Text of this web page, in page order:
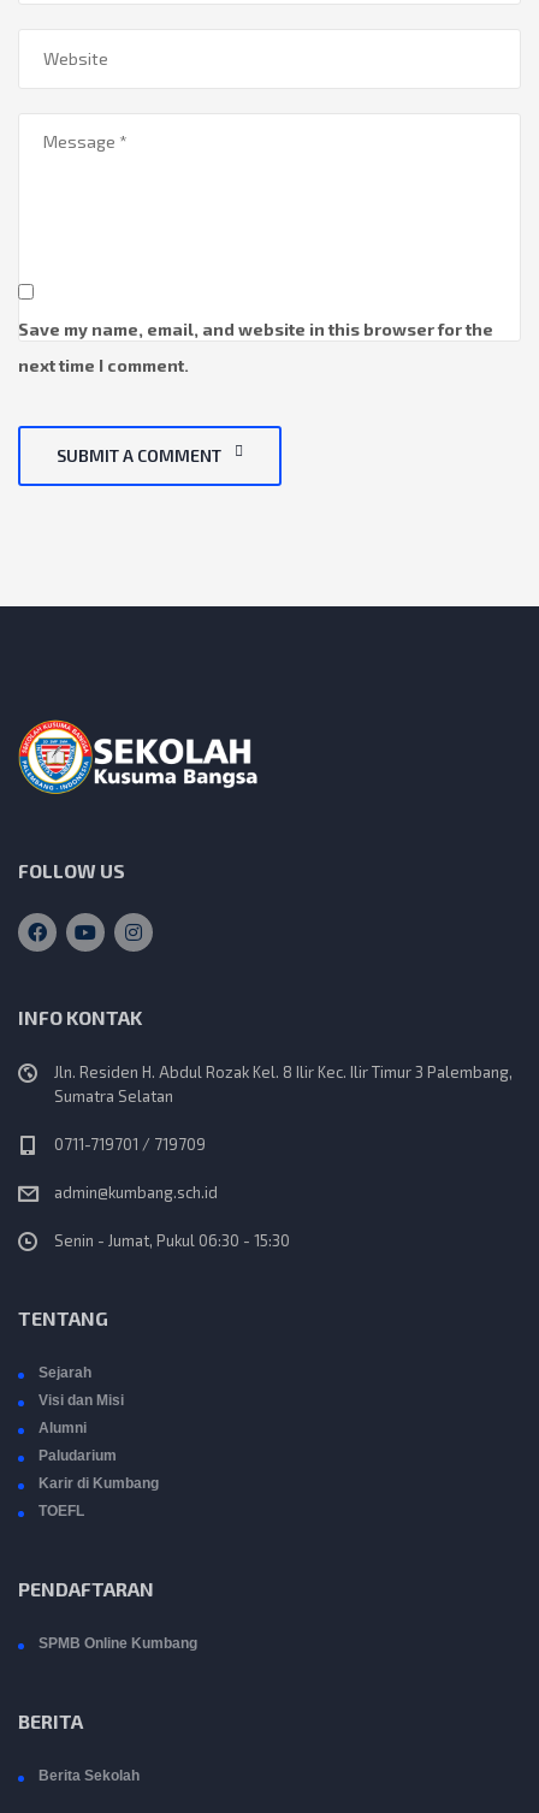
Save my name, email, and website in this browser for the
next time I comment.
SUBMIT A COMMENT
FOLLOW US
INFO KONTAK
Jln. Residen H. Abdul Rozak Kel. 8 Ilir Kec. Ilir Timur 3 Palembang,
Sumatra Selatan
0711-719701 / 719709
admin@kumbang.sch.id
Senin - Jumat, Pukul 06:30 - 15:30
TENTANG
Sejarah
Visi dan Misi
Alumni
Paludarium
Karir di Kumbang
TOEFL
PENDAFTARAN
SPMB Online Kumbang
BERITA
Berita Sekolah